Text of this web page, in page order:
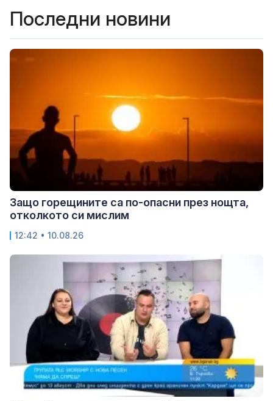
Последни новини
Защо горещините са по-опасни през нощта,
отколкото си мислим
12:42 • 10.08.26